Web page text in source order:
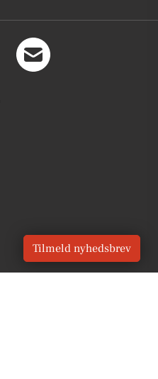
Tilmeld nyhedsbrev